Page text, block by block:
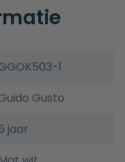
1
Gusto
5 jaar